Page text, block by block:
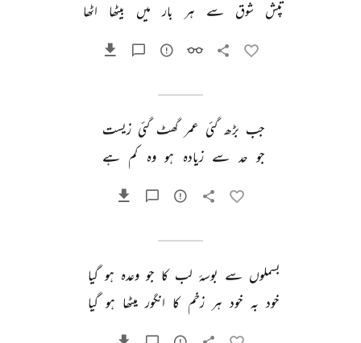
تپش
شوق سے ہر بار میں بیٹھا اٹھا
جب بڑھ گئی عمر گھٹ گئی زیست
جو حد سے زیادہ ہو وہ کم ہے
بسملوں سے بوسۂ لب کا جو وعدہ ہو گیا
خود بہ خود ہر زخم کا انگور میٹھا ہو گیا